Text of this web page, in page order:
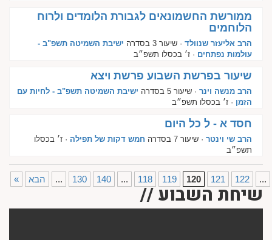
ממורשת החשמונאים לגבורת הלומדים ולרוח
הלוחמים
הרב אליעזר שנוולד · שיעור 3 בסדרה
ישיבת השמיטה תשפ"ב -
עולמות נפתחים · ז׳ בכסלו תשפ״ב
שיעור בפרשת השבוע פרשת ויצא
הרב מנשה וינר · שיעור 5 בסדרה
ישיבת השמיטה תשפ"ב - לחיות עם
הזמן · ז׳ בכסלו תשפ״ב
חסד א - ל כל היום
הרב שי וינטר · שיעור 7 בסדרה חמש דקות של תפילה · ז׳ בכסלו
תשפ״ב
« ...
118 119 120 121 122
...
130 140
... הבא
שיחת השבוע //